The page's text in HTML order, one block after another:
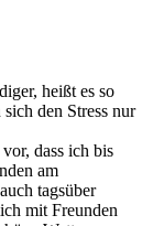
heißt es so
den Stress nur
dass ich bis
am
tagsüber
mit Freunden